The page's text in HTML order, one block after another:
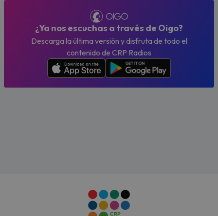
¿Ya nos escuchas a través de Oigo?
Descarga la última versión y disfruta de todo el
contenido de CRP Radios